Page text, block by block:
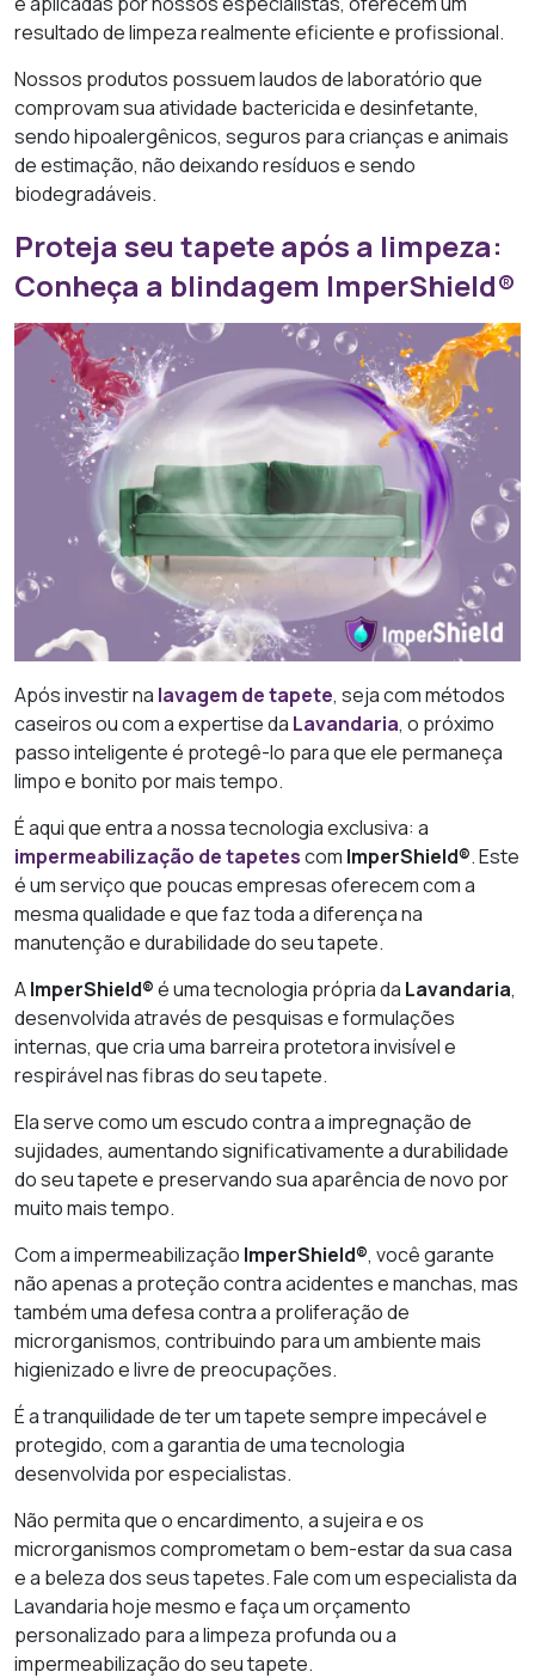
resultado de limpeza realmente eficiente e profissional.
Nossos produtos possuem laudos de laboratório que
comprovam sua atividade bactericida e desinfetante,
sendo hipoalergênicos, seguros para crianças e animais
de estimação, não deixando resíduos e sendo
biodegradáveis.
Proteja seu tapete após a limpeza:
Conheça a blindagem ImperShield®
Após investir na lavagem de tapete, seja com métodos
caseiros ou com a expertise da Lavandaria, o próximo
passo inteligente é protegê-lo para que ele permaneça
limpo e bonito por mais tempo.
É aqui que entra a nossa tecnologia exclusiva: a
impermeabilização de tapetescom ImperShield®. Este
é um serviço que poucas empresas oferecem com a
mesma qualidade e que faz toda a diferença na
manutenção e durabilidade do seu tapete.
AImperShield®é uma tecnologia própria da Lavandaria,
desenvolvida através de pesquisas e formulações
internas, que cria uma barreira protetora invisível e
respirável nas fibras do seu tapete.
Ela serve como um escudo contra a impregnação de
sujidades, aumentando significativamente a durabilidade
do seu tapete e preservando sua aparência de novo por
muito mais tempo.
Com a impermeabilização ImperShield®, você garante
não apenas a proteção contra acidentes e manchas, mas
também uma defesa contra a proliferação de
microrganismos, contribuindo para um ambiente mais
higienizado e livre de preocupações.
É a tranquilidade de ter um tapete sempre impecável e
protegido, com a garantia de uma tecnologia
desenvolvida por especialistas.
Não permita que o encardimento, a sujeira e os
microrganismos comprometam o bem-estar da sua casa
e a beleza dos seus tapetes. Fale com um especialista da
Lavandaria hoje mesmo e faça um orçamento
personalizado para a limpeza profunda ou a
impermeabilização do seu tapete.